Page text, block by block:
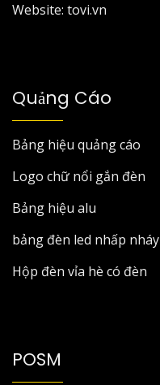
Website: tovi.vn
Quảng Cáo
Bảng hiệu quảng cáo
Logo chữ nổi gắn đèn
Bảng hiệu alu
bảng đèn led nhấp nháy
Hộp đèn vỉa hè có đèn
POSM